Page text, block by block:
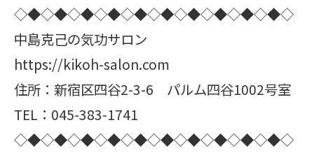
◇◆◇◆◇◆◇◆◇◆◇◆◇◆◇◆◇◆◇◆◇
中島克己の気功サロン
https://kikoh-salon.com
住所：新宿区四谷2-3-6 パルム四谷1002号室
TEL：045-383-1741
◇◆◇◆◇◆◇◆◇◆◇◆◇◆◇◆◇◆◇◆◇